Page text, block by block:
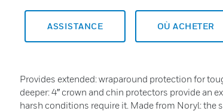
ASSISTANCE OÙ ACHETER
Provides extended: wraparound protection for
deeper: 4″ crown and chin protectors provide an
harsh conditions require it. Made from Noryl: the